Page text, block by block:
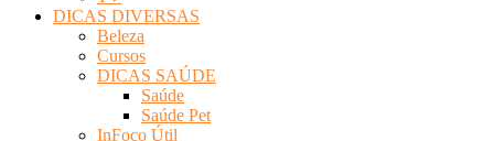
DICAS DIVERSAS
Beleza
Cursos
DICAS SAÚDE
Saúde
Saúde Pet
InFoco Útil